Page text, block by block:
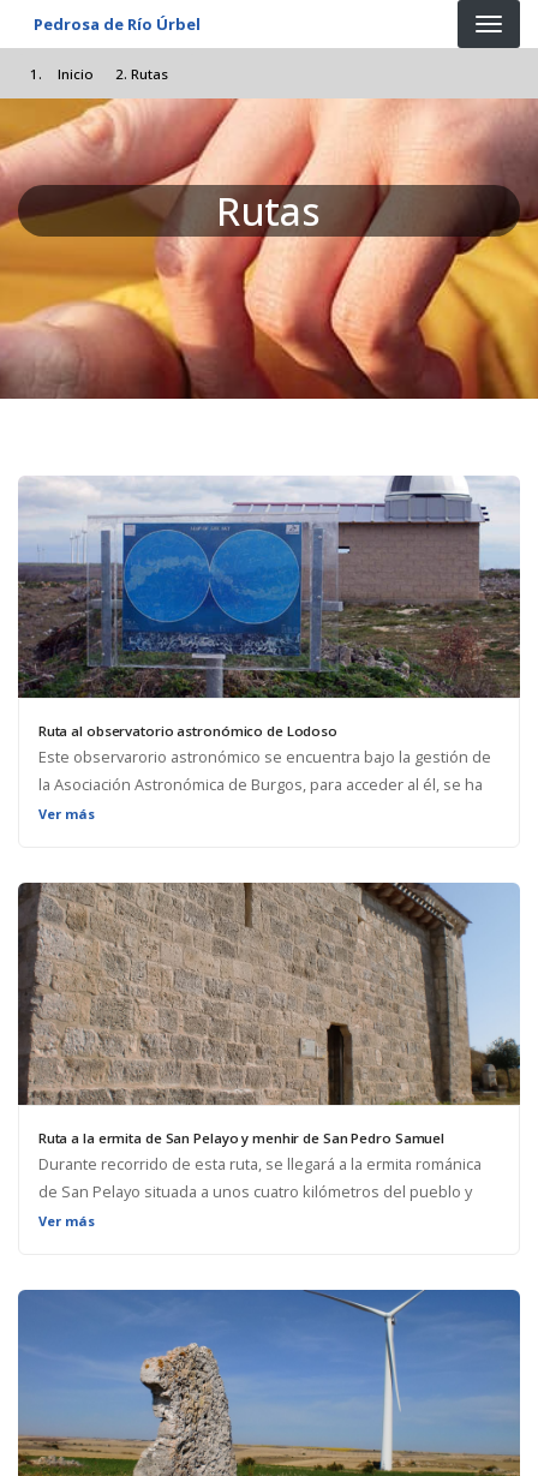
Pasar al contenido principal
Pedrosa de Río Úrbel
Inicio Rutas
Rutas
Ruta al observatorio astronómico de Lodoso
Este observarorio astronómico se encuentra bajo la gestión de
la Asociación Astronómica de Burgos, para acceder al él, se ha
de contactar con ellos a través de su página web o vía e-mail.
Ver más
Ruta a la ermita de San Pelayo y menhir de San Pedro Samuel
Durante recorrido de esta ruta, se llegará a la ermita románica
de San Pelayo situada a unos cuatro kilómetros del pueblo y
recuperada recientemente. Avanzado en la ruta,
eólico. Además, en el libro "Piedra Alta, el guardián del tiempo"
sobre el megalitismo en el noroeste burgalés se hace
referencia a este menhir. Se podrá consultar más información
sobre el tema en el siguiente enlace.
Ver más